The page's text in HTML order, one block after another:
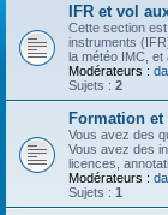
IFR et vol
Cette section
instruments
la météo IMC, et
Modérateurs :
Sujets : 2
Formation
Vous avez des
Vous avez des
licences,
Modérateurs :
Sujets : 1